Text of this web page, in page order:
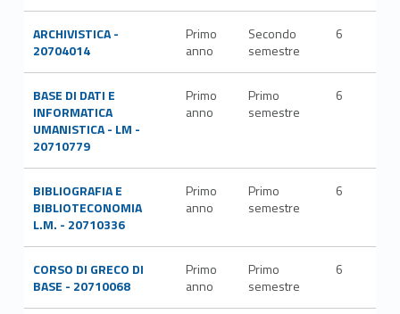
ARCHIVISTICA -
20704014
Primo
anno
Secondo
semestre
6
BASE DI DATI E
INFORMATICA
UMANISTICA - LM -
20710779
Primo
anno
Primo
semestre
6
BIBLIOGRAFIA E
BIBLIOTECONOMIA
L.M. - 20710336
Primo
anno
Primo
semestre
6
CORSO DI GRECO DI
BASE - 20710068
Primo
anno
Primo
semestre
6